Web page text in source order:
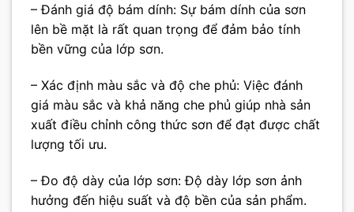
– Đánh giá độ bám dính: Sự bám dính của sơn
lên bề mặt là rất quan trọng để đảm bảo tính
bền vững của lớp sơn.
– Xác định màu sắc và độ che phủ: Việc đánh
giá màu sắc và khả năng che phủ giúp nhà sản
xuất điều chỉnh công thức sơn để đạt được chất
lượng tối ưu.
– Đo độ dày của lớp sơn: Độ dày lớp sơn ảnh
hưởng đến hiệu suất và độ bền của sản phẩm.